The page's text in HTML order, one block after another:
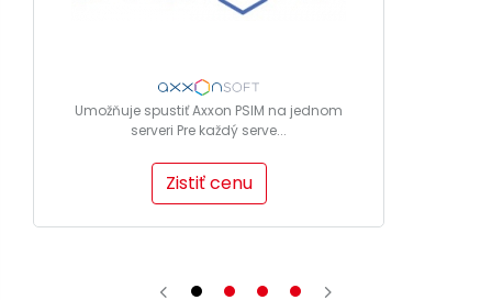
Umožňuje spustiť Axxon PSIM na jednom
serveri Pre každý serve...
Zistiť cenu